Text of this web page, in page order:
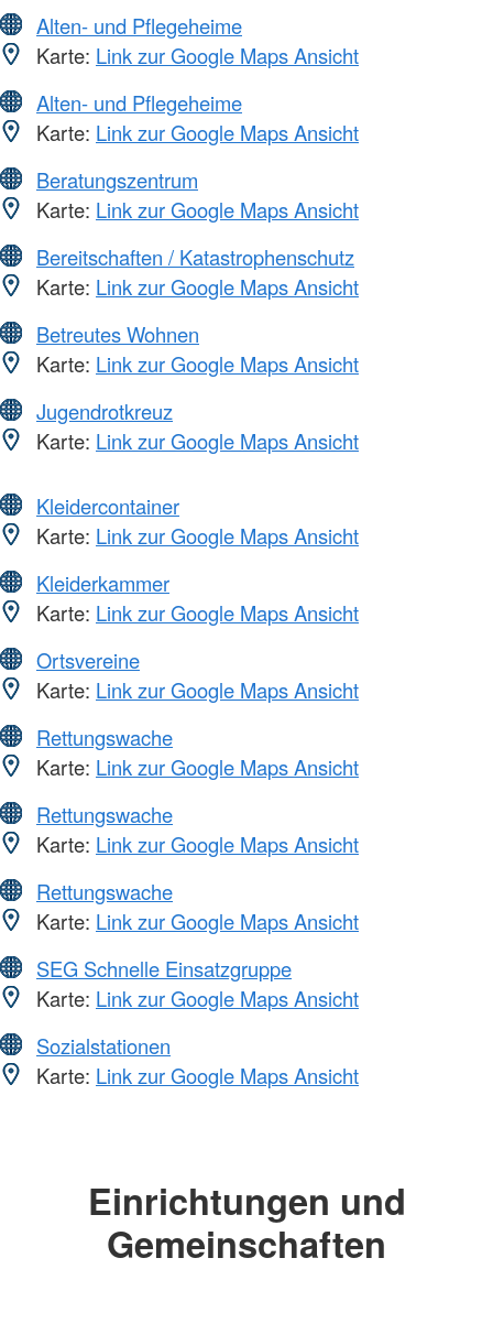
Alten- und Pflegeheime
Karte: Link zur Google Maps Ansicht
Alten- und Pflegeheime
Karte: Link zur Google Maps Ansicht
Beratungszentrum
Karte: Link zur Google Maps Ansicht
Bereitschaften / Katastrophenschutz
Karte: Link zur Google Maps Ansicht
Betreutes Wohnen
Karte: Link zur Google Maps Ansicht
Jugendrotkreuz
Karte: Link zur Google Maps Ansicht
Kleidercontainer
Karte: Link zur Google Maps Ansicht
Kleiderkammer
Karte: Link zur Google Maps Ansicht
Ortsvereine
Karte: Link zur Google Maps Ansicht
Rettungswache
Karte: Link zur Google Maps Ansicht
Rettungswache
Karte: Link zur Google Maps Ansicht
Rettungswache
Karte: Link zur Google Maps Ansicht
SEG Schnelle Einsatzgruppe
Karte: Link zur Google Maps Ansicht
Sozialstationen
Karte: Link zur Google Maps Ansicht
Einrichtungen und
Gemeinschaften